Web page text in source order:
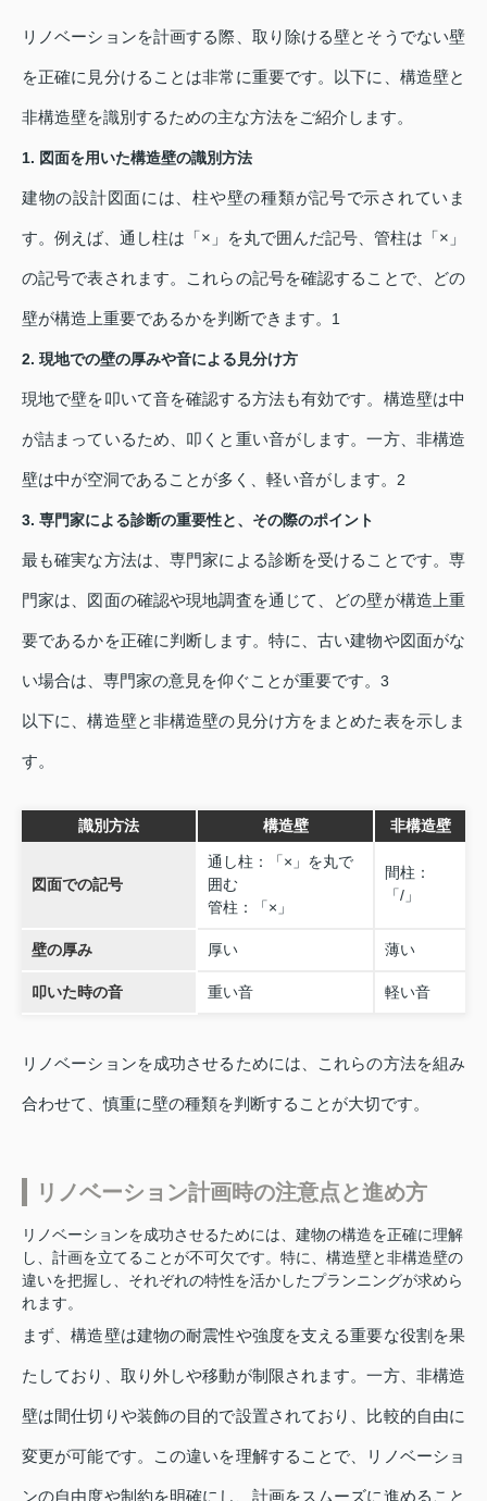
リノベーションを計画する際、取り除ける壁とそうでない壁
を正確に見分けることは非常に重要です。以下に、構造壁と
非構造壁を識別するための主な方法をご紹介します。
1. 図面を用いた構造壁の識別方法
建物の設計図面には、柱や壁の種類が記号で示されていま
す。例えば、通し柱は「×」を丸で囲んだ記号、管柱は「×」
の記号で表されます。これらの記号を確認することで、どの
壁が構造上重要であるかを判断できます。 1
2. 現地での壁の厚みや音による見分け方
現地で壁を叩いて音を確認する方法も有効です。構造壁は中
が詰まっているため、叩くと重い音がします。一方、非構造
壁は中が空洞であることが多く、軽い音がします。 2
3. 専門家による診断の重要性と、その際のポイント
最も確実な方法は、専門家による診断を受けることです。専
門家は、図面の確認や現地調査を通じて、どの壁が構造上重
要であるかを正確に判断します。特に、古い建物や図面がな
い場合は、専門家の意見を仰ぐことが重要です。 3
以下に、構造壁と非構造壁の見分け方をまとめた表を示しま
す。
識別方法 構造壁 非構造壁
図面での記号
通し柱：「×」を丸で
囲む
管柱：「×」
間柱：
「/」
壁の厚み 厚い 薄い
叩いた時の音 重い音 軽い音
リノベーションを成功させるためには、これらの方法を組み
合わせて、慎重に壁の種類を判断することが大切です。
リノベーション計画時の注意点と進め方
リノベーションを成功させるためには、建物の構造を正確に理解
し、計画を立てることが不可欠です。特に、構造壁と非構造壁の
違いを把握し、それぞれの特性を活かしたプランニングが求めら
れます。
まず、構造壁は建物の耐震性や強度を支える重要な役割を果
たしており、取り外しや移動が制限されます。一方、非構造
壁は間仕切りや装飾の目的で設置されており、比較的自由に
変更が可能です。この違いを理解することで、リノベーショ
ンの自由度や制約を明確にし、計画をスムーズに進めること